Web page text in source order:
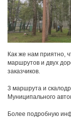
Как же нам приятно,
маршрутов и двух
заказчиков.
3 маршрута и
Муниципального
Более подробную